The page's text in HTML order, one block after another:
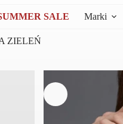
SALE Marki
ZIELEŃ